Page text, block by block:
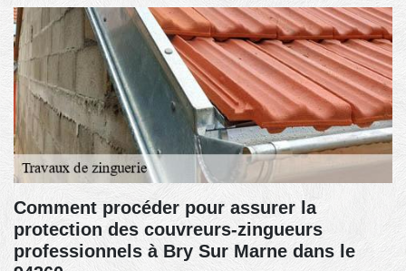
Comment procéder pour assurer la
protection des couvreurs-zingueurs
professionnels à Bry Sur Marne dans le